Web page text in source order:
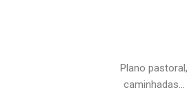
Plano pastoral,
caminhadas…